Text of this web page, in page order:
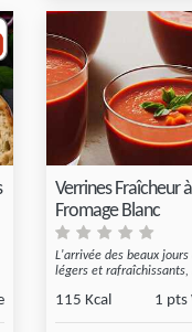
Verrines Fraîcheur
Fromage Blanc
L'arrivée des beaux
légers et rafraîchissants,
115 Kcal 1 pts